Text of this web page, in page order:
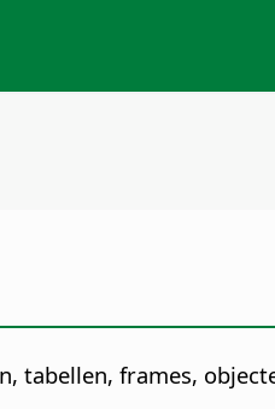
tabellen, frames,